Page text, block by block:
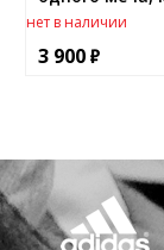
нет в наличии
3 900